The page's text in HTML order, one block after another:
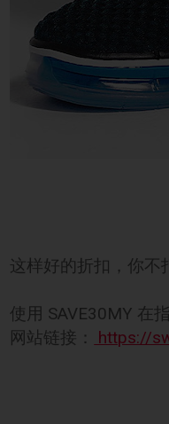
这样好的折扣，你不
使用 SAVE30MY 在
网站链接：
https://